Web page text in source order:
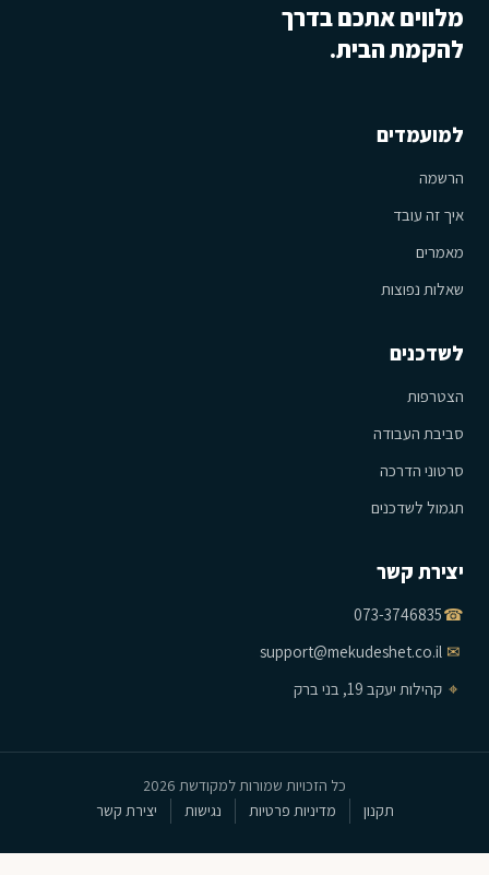
מלווים אתכם בדרך
להקמת הבית.
למועמדים
הרשמה
איך זה עובד
מאמרים
שאלות נפוצות
לשדכנים
הצטרפות
סביבת העבודה
סרטוני הדרכה
תגמול לשדכנים
יצירת קשר
☎
073-3746835
✉
support@mekudeshet.co.il
⌖ קהילות יעקב 19, בני ברק
כל הזכויות שמורות למקודשת 2026
תקנון
מדיניות פרטיות נגישות יצירת קשר